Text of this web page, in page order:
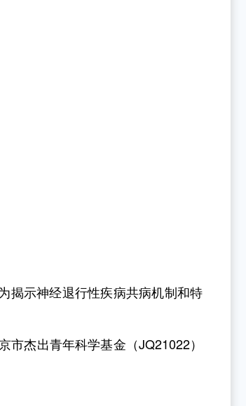
揭示神经退行性疾病共病机制和特
市杰出青年科学基金（JQ21022）